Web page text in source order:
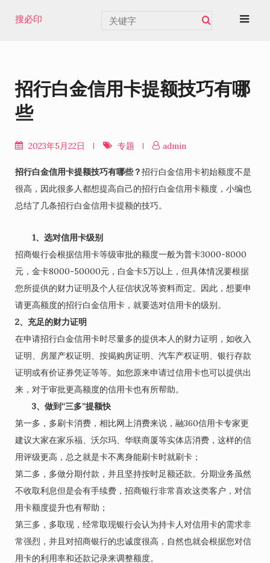
搜必印
招行白金信用卡提额技巧有哪
些
2023年5月22日 专题 admin
招行白金信用卡提额技巧有哪些？招行白金信用卡初始额度不是
很高，因此很多人都想提高自己的招行白金信用卡额度，小编也
总结了几条招行白金信用卡提额的技巧。
1、选对信用卡级别
招商银行会根据信用卡等级审批的额度一般为普卡3000-8000
元，金卡8000-50000元，白金卡5万以上，但具体情况要根据
您所提供的财力证明及个人征信状况等资料而定。因此，想要申
请更高额度的招行白金信用卡，就要选对信用卡的级别。
2、充足的财力证明
在申请招行白金信用卡时尽量多的提供本人的财力证明，如收入
证明、房屋产权证明、按揭购房证明、汽车产权证明、银行存款
证明或有价证券凭证等等。如您原来申请过信用卡也可以提供出
来，对于审批更高额度的信用卡也有所帮助。
3、做到“三多”提额快
第一多，多刷卡消费，相比网上消费来说，融360信用卡专家更
建议大家在家乐福、沃尔玛、华联商厦等实体店消费，这样的信
用评级更高，总之就是卡不离身能刷卡时就刷卡；
第二多，多做分期付款，并且坚持按时足额还款。分期业务虽然
不收取利息但是会有手续费，招商银行非常喜欢这类客户，对信
用卡额度提升也有帮助；
第三多，多取现，经常取现银行会认为持卡人对信用卡的需求非
常强烈，并且对招商银行的忠诚度很高，自然也就会根据您对信
用卡的利用率和还款记录来调整额度。